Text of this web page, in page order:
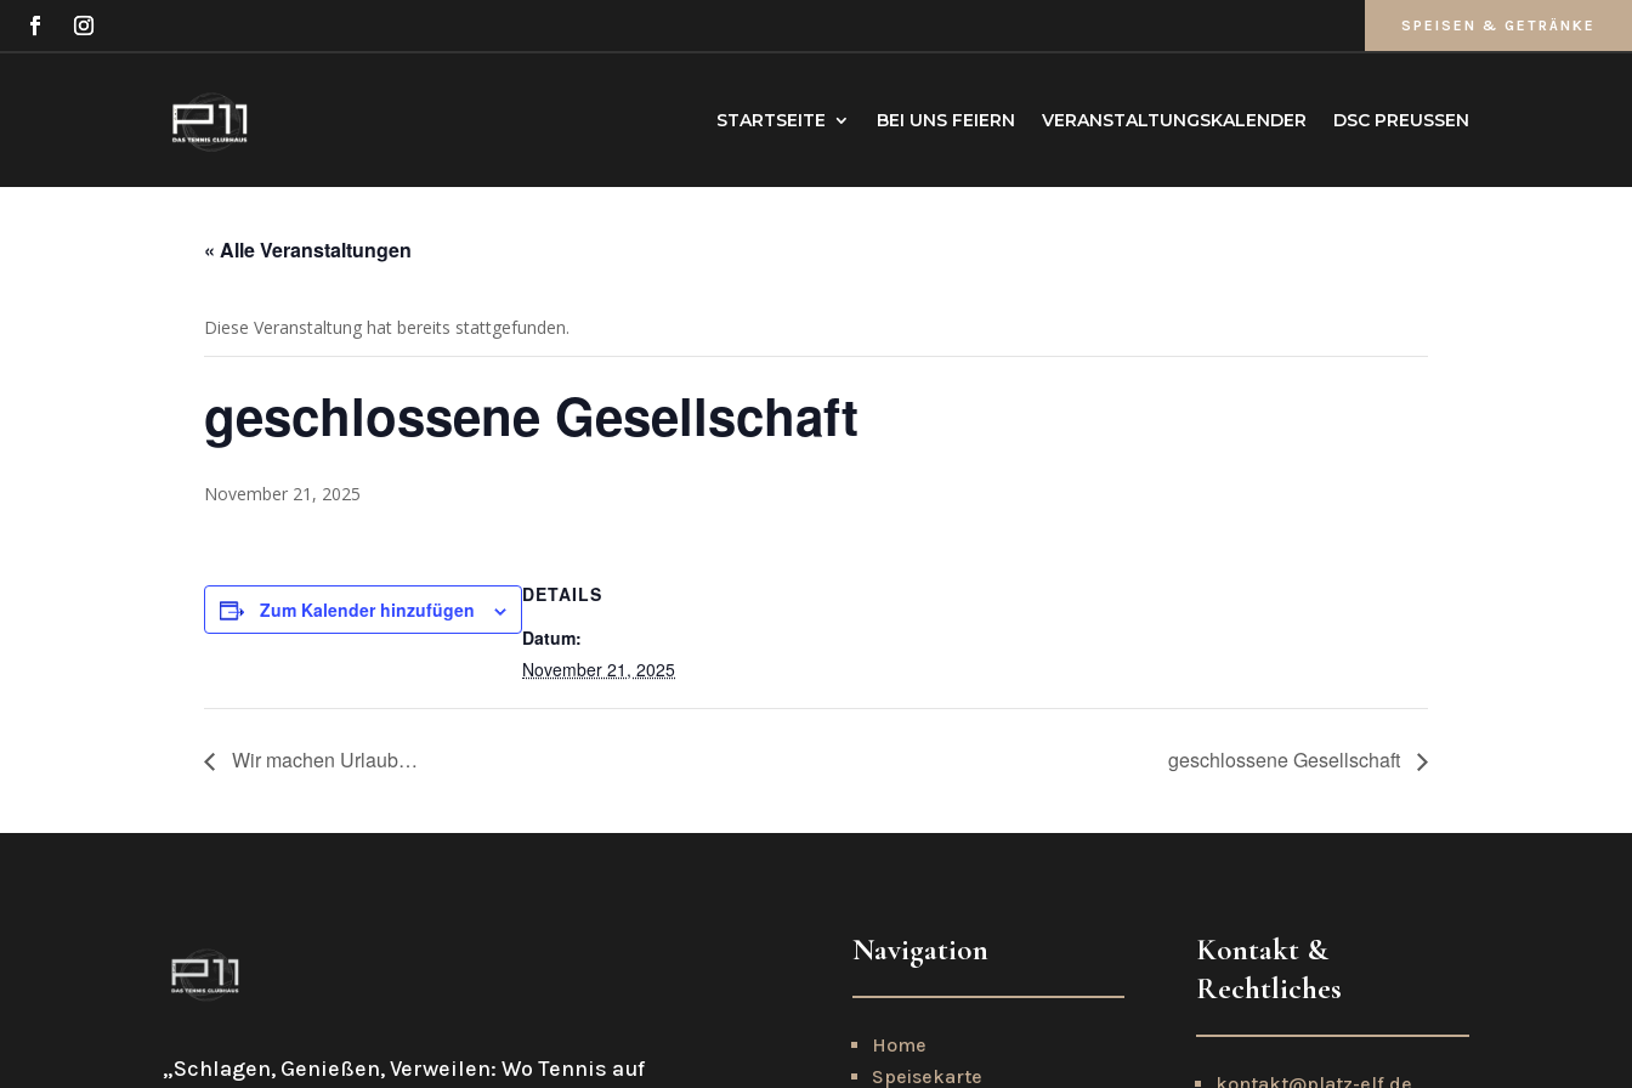
SPEISEN & GETRÄNKE
STARTSEITE BEI UNS FEIERN VERANSTALTUNGSKALENDER DSC PREUSSEN
« Alle Veranstaltungen
Diese Veranstaltung hat bereits stattgefunden.
geschlossene Gesellschaft
November 21, 2025
Zum Kalender hinzufügen
DETAILS
Datum:
November 21, 2025
Wir machen Urlaub… geschlossene Gesellschaft
„Schlagen, Genießen, Verweilen: Wo Tennis auf
Navigation
Home
Speisekarte
Kontakt &
Rechtliches